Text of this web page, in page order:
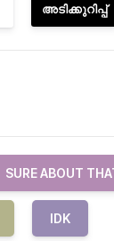
അടിക്കുറിപ്പ്
SURE ABOUT
IDK